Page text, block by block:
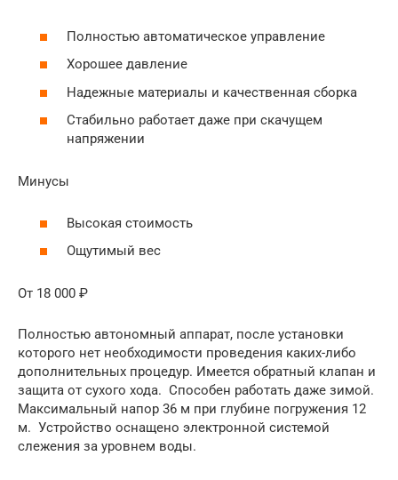
Полностью автоматическое управление
Хорошее давление
Надежные материалы и качественная сборка
Стабильно работает даже при скачущем
напряжении
Минусы
Высокая стоимость
Ощутимый вес
От 18 000 ₽
Полностью автономный аппарат, после установки
которого нет необходимости проведения каких-либо
дополнительных процедур. Имеется обратный клапан и
защита от сухого хода. Способен работать даже зимой.
Максимальный напор 36 м при глубине погружения 12
м. Устройство оснащено электронной системой
слежения за уровнем воды.